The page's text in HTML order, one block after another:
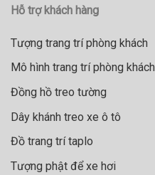
Hỗ trợ khách hàng
Tượng trang trí phòng khách
Mô hình trang trí phòng khách
Đồng hồ treo tường
Dây khánh treo xe ô tô
Đồ trang trí taplo
Tượng phật để xe hơi